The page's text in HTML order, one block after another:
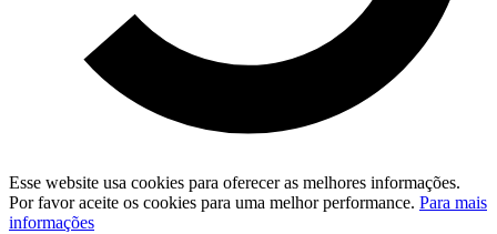
Esse website usa cookies para oferecer as melhores informações.
Por favor aceite os cookies para uma melhor performance. Para mais
informações